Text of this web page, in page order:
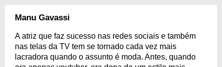
Manu Gavassi
A atriz que faz sucesso nas redes sociais e também
nas telas da TV tem se tornado cada vez mais
lacradora quando o assunto é moda. Antes, quando